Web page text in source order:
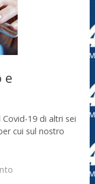
e
19 di altri sei
cui sul nostro